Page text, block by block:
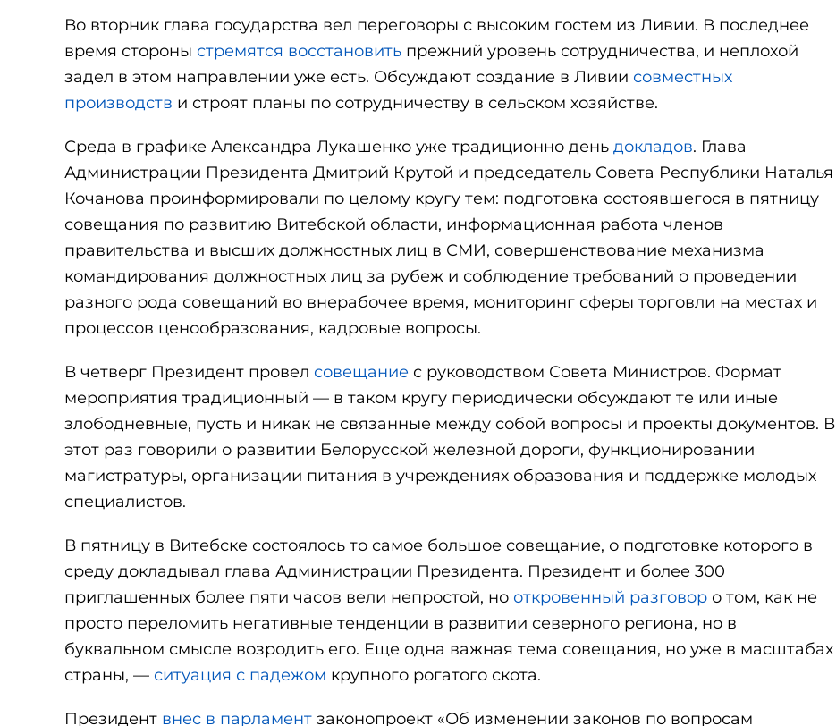
Во вторник глава государства вел переговоры с высоким гостем из Ливии. В последнее
время стороны стремятся восстановить прежний уровень сотрудничества, и неплохой
задел в этом направлении уже есть. Обсуждают создание в Ливии совместных
производств и строят планы по сотрудничеству в сельском хозяйстве.
Среда в графике Александра Лукашенко уже традиционно день докладов. Глава
Администрации Президента Дмитрий Крутой и председатель Совета Республики Наталья
Кочанова проинформировали по целому кругу тем: подготовка состоявшегося в пятницу
совещания по развитию Витебской области, информационная работа членов
правительства и высших должностных лиц в СМИ, совершенствование механизма
командирования должностных лиц за рубеж и соблюдение требований о проведении
разного рода совещаний во внерабочее время, мониторинг сферы торговли на местах и
процессов ценообразования, кадровые вопросы.
В четверг Президент провел совещание с руководством Совета Министров. Формат
мероприятия традиционный — в таком кругу периодически обсуждают те или иные
злободневные, пусть и никак не связанные между собой вопросы и проекты документов. В
этот раз говорили о развитии Белорусской железной дороги, функционировании
магистратуры, организации питания в учреждениях образования и поддержке молодых
специалистов.
В пятницу в Витебске состоялось то самое большое совещание, о подготовке которого в
среду докладывал глава Администрации Президента. Президент и более 300
приглашенных более пяти часов вели непростой, но откровенный разговор о том, как не
просто переломить негативные тенденции в развитии северного региона, но в
буквальном смысле возродить его. Еще одна важная тема совещания, но уже в масштабах
страны, — ситуация с падежом крупного рогатого скота.
Президент внес в парламент законопроект «Об изменении законов по вопросам